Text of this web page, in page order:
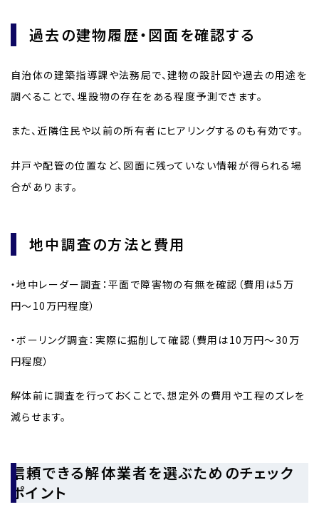
過去の建物履歴・図面を確認する
自治体の建築指導課や法務局で、建物の設計図や過去の用途を
調べることで、埋設物の存在をある程度予測できます。
また、近隣住民や以前の所有者にヒアリングするのも有効です。
井戸や配管の位置など、図面に残っていない情報が得られる場
合があります。
地中調査の方法と費用
・地中レーダー調査：平面で障害物の有無を確認（費用は5万
円〜10万円程度）
・ボーリング調査：実際に掘削して確認（費用は10万円〜30万
円程度）
解体前に調査を行っておくことで、想定外の費用や工程のズレを
減らせます。
信頼できる解体業者を選ぶためのチェック
ポイント